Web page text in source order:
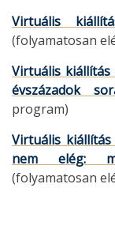
Virtuális
(folyamatosan
Virtuális kiállítás
évszázadok
program)
Virtuális
nem elég:
(folyamatosan